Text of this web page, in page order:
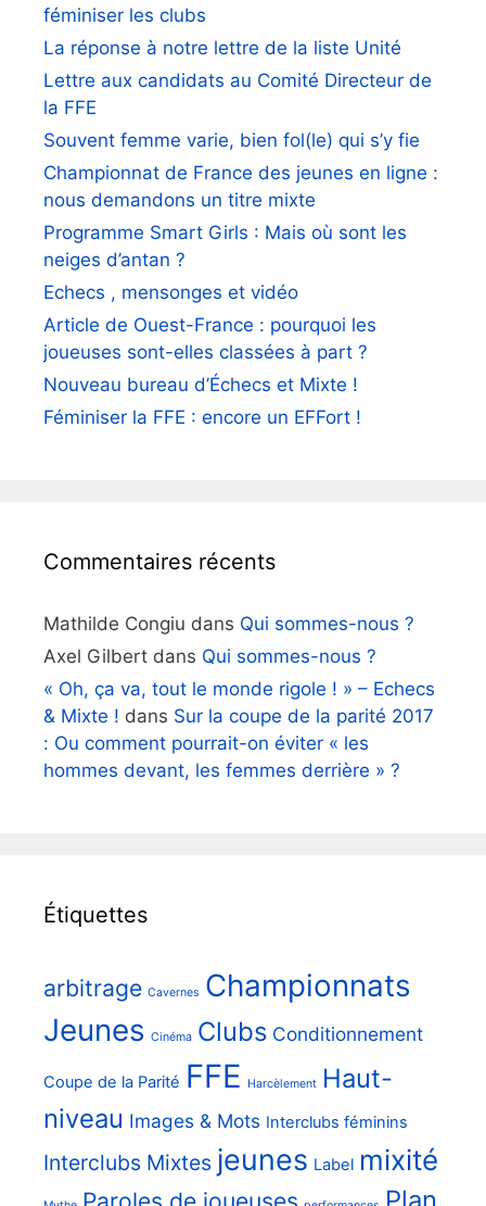
féminiser les clubs
La réponse à notre lettre de la liste Unité
Lettre aux candidats au Comité Directeur de
la FFE
Souvent femme varie, bien fol(le) qui s’y fie
Championnat de France des jeunes en ligne :
nous demandons un titre mixte
Programme Smart Girls : Mais où sont les
neiges d’antan ?
Echecs , mensonges et vidéo
Article de Ouest-France : pourquoi les
joueuses sont-elles classées à part ?
Nouveau bureau d’Échecs et Mixte !
Féminiser la FFE : encore un EFFort !
Commentaires récents
Mathilde Congiu dans Qui sommes-nous ?
Axel Gilbert dans Qui sommes-nous ?
« Oh, ça va, tout le monde rigole ! » – Echecs
& Mixte ! dans Sur la coupe de la parité 2017
: Ou comment pourrait-on éviter « les
hommes devant, les femmes derrière » ?
Étiquettes
arbitrage Cavernes Championnats
Jeunes Cinéma Clubs Conditionnement
Coupe de la Parité FFE Harcèlement Haut-
niveau Images & Mots Interclubs féminins
Interclubs Mixtes jeunes Label mixité